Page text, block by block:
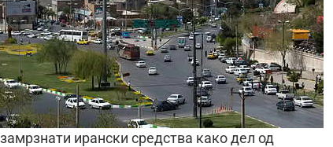
ирански средства како дел од